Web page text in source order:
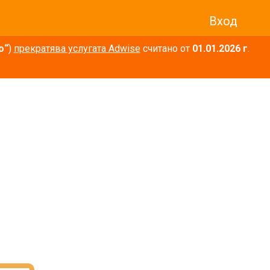
Вход
) прекратява услугата Adwiseсчитано от 01.01.2026 г.